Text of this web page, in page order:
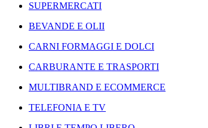
SUPERMERCATI
BEVANDE E OLII
CARNI FORMAGGI E DOLCI
CARBURANTE E TRASPORTI
MULTIBRAND E ECOMMERCE
TELEFONIA E TV